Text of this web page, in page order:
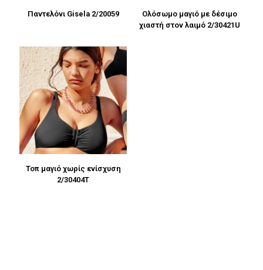
Παντελόνι Gisela 2/20059
Ολόσωμο μαγιό με δέσιμο
χιαστή στον λαιμό 2/30421U
Τοπ μαγιό χωρίς ενίσχυση
2/30404T